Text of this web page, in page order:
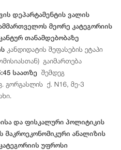
დეპარტამენტის ვალის
მეორე კატეგორიის
თანამდებობაზე
კანდიდატის შეფასების ეტაპი
გაიმართება
საათზე შემდეგ
გორგასლის ქ. N16, მე-3
და ფისკალური პოლიტიკის
მაკროეკონომიკური ანალიზის
უფროსი